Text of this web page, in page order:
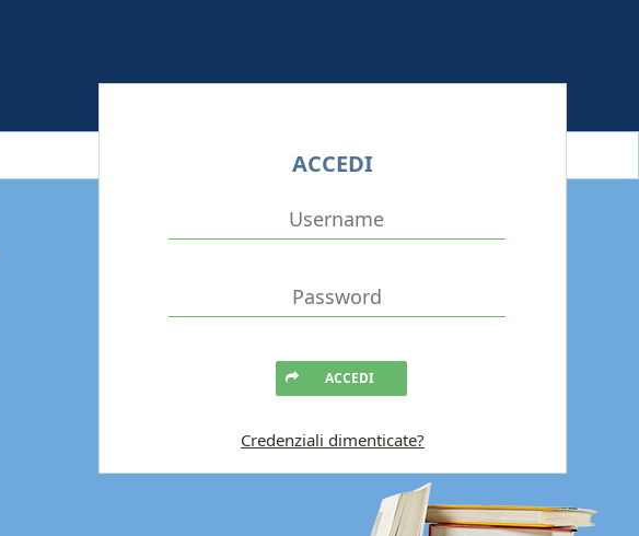
ACCEDI
ACCEDI
Credenziali dimenticate?